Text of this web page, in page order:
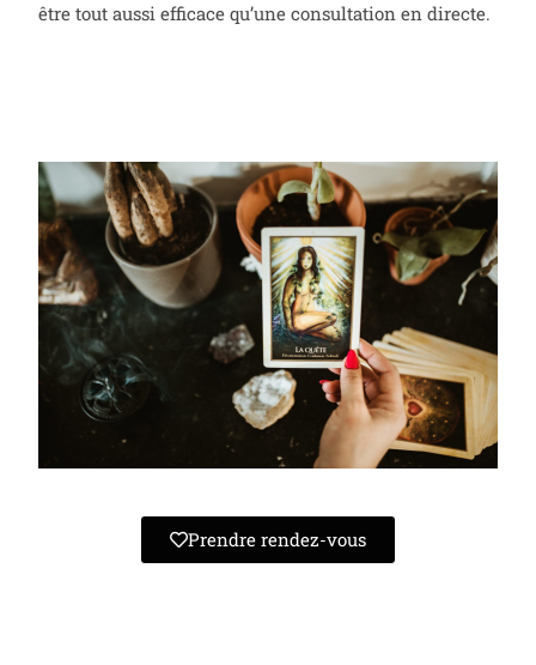
être tout aussi efficace qu’une consultation en directe.
Prendre rendez-vous